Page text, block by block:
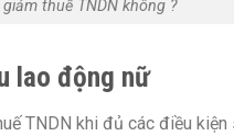
thuế TNDN không ?
lao động nữ
TNDN khi đủ các điều kiện